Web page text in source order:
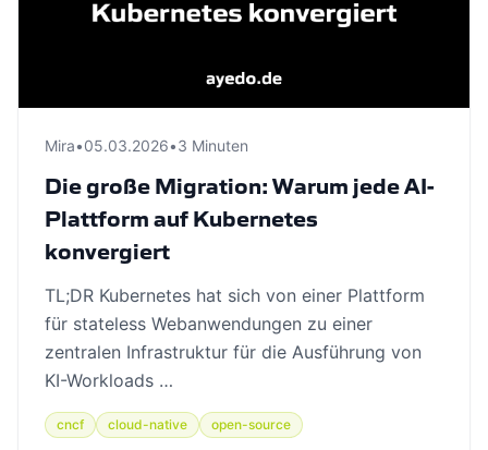
Mira•05.03.2026•3 Minuten
Die große Migration: Warum jede AI-
Plattform auf Kubernetes
konvergiert
TL;DR Kubernetes hat sich von einer Plattform
für stateless Webanwendungen zu einer
zentralen Infrastruktur für die Ausführung von
KI-Workloads …
cncf cloud-native open-source